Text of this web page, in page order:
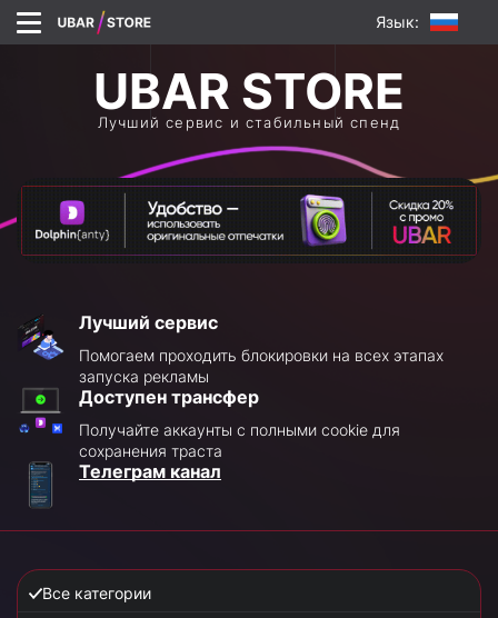
Язык:
Лучший сервис и стабильный спенд
Лучший сервис
Помогаем проходить блокировки на всех этапах
запуска рекламы
Доступен трансфер
Получайте аккаунты с полными cookie для
сохранения траста
Телеграм канал
Все категории